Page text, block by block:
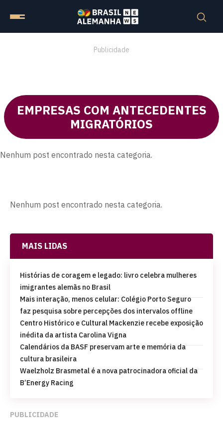
Publicidade
EMPRESAS COM ANTECEDENTES
MIGRATÓRIOS
Nenhum post encontrado nesta categoria.
Nenhum post encontrado nesta categoria.
MAIS LIDAS
Histórias de coragem e legado: livro celebra mulheres
imigrantes alemãs no Brasil
Mais interação, menos celular: Colégio Porto Seguro
faz pesquisa sobre percepções dos intervalos offline
Centro Histórico e Cultural Mackenzie recebe exposição
inédita da artista Carolina Vigna
Calendários da BASF preservam arte e memória da
cultura brasileira
Waelzholz Brasmetal é a nova patrocinadora oficial da
B’Energy Racing
PUBLICIDADE